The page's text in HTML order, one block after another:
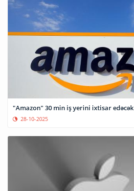
"Amazon" 30 min iş yerini ixtisar edəcək
28-10-2025